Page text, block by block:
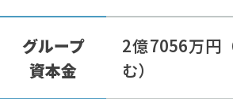
グループ
資本金
2億7056万円
む）